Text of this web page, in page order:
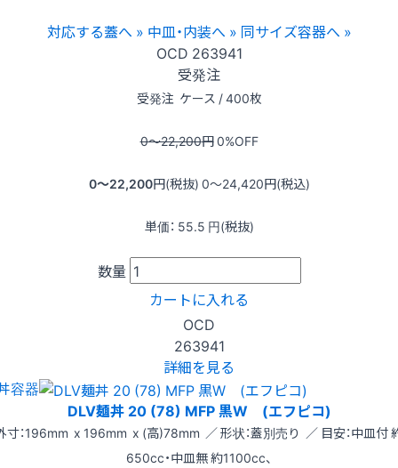
対応する蓋へ » 中皿・内装へ » 同サイズ容器へ »
OCD 263941
受発注
受発注 ケース / 400枚
0〜22,200円0%OFF
0〜22,200円(税抜) 0〜24,420円(税込)
単価： 55.5 円(税抜)
数量
カートに入れる
OCD
263941
詳細を見る
容器
DLV麺丼 20 (78) MFP 黒W (エフピコ)
寸：196mm x 196mm x (高)78mm ／ 形状：蓋別売り ／ 目安：中皿付
650cc・中皿無 約1100cc、